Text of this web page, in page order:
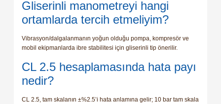
Gliserinli manometreyi hangi
ortamlarda tercih etmeliyim?
Vibrasyon/dalgalanmanın yoğun olduğu pompa, kompresör ve
mobil ekipmanlarda ibre stabilitesi için gliserinli tip önerilir.
CL 2.5 hesaplamasında hata payı
nedir?
CL 2.5, tam skalanın ±%2.5’i hata anlamına gelir; 10 bar tam skala